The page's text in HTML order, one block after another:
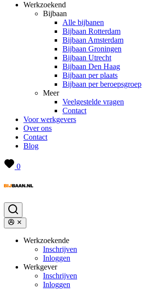
Werkzoekend
Bijbaan
Alle bijbanen
Bijbaan Rotterdam
Bijbaan Amsterdam
Bijbaan Groningen
Bijbaan Utrecht
Bijbaan Den Haag
Bijbaan per plaats
Bijbaan per beroepsgroep
Meer
Veelgestelde vragen
Contact
Voor werkgevers
Over ons
Contact
Blog
0
Werkzoekende
Inschrijven
Inloggen
Werkgever
Inschrijven
Inloggen